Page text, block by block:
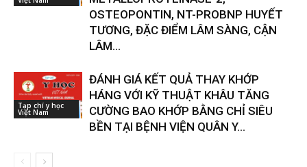
OSTEOPONTIN, NT-PROBNP HUYẾT
TƯƠNG, ĐẶC ĐIỂM LÂM SÀNG, CẬN
LÂM...
Tạp chí y học
Việt Nam
ĐÁNH GIÁ KẾT QUẢ THAY KHỚP
HÁNG VỚI KỸ THUẬT KHÂU TĂNG
CƯỜNG BAO KHỚP BẰNG CHỈ SIÊU
BỀN TẠI BỆNH VIỆN QUÂN Y...